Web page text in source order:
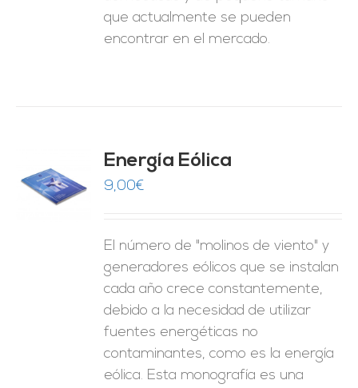
que actualmente se pueden
encontrar en el mercado.
Energía Eólica
9,00€
El número de "molinos de viento" y
generadores eólicos que se instalan
cada año crece constantemente,
debido a la necesidad de utilizar
fuentes energéticas no
contaminantes, como es la energía
eólica. Esta monografía es una